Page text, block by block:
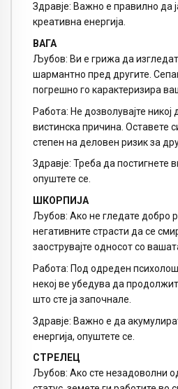
Здравје: Важно е правилно да
креативна енергија.
ВАГА
Љубов: Ви е грижа да
шармантно пред другите.
погрешно го карактеризира
Работа: Не дозволувајте никој
вистинска причина. Оставете
степен на деловен ризик за
Здравје: Треба да постигнете
опуштете се.
ШКОРПИЈА
Љубов: Ако не гледате добро
негативните страсти да се
заострувајте односот со
Работа: Под одреден
некој ве убедува да
што сте ја започнале.
Здравје: Важно е да
енергија, опуштете се.
СТРЕЛЕЦ
Љубов: Ако сте незадоволни